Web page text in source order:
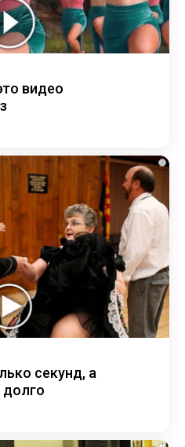
видео
i
секунд, а
долго